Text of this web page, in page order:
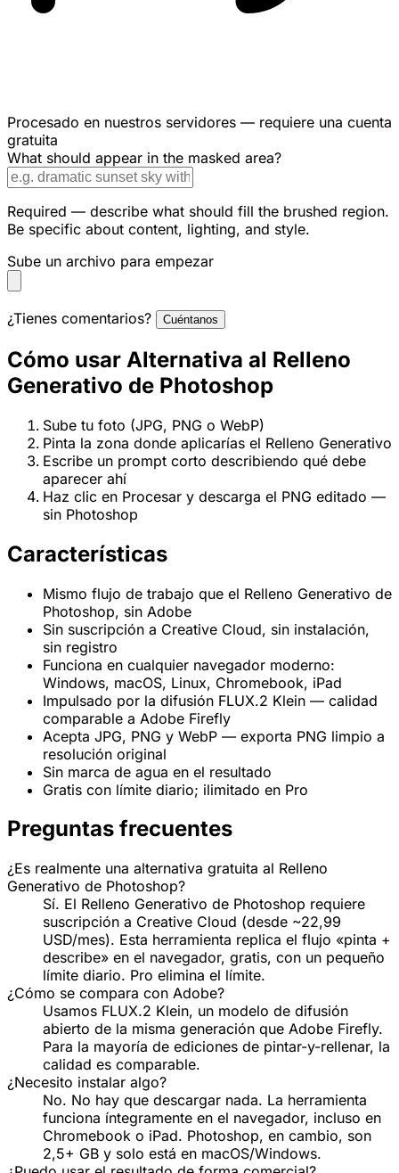
Procesado en nuestros servidores — requiere una cuenta
gratuita
What should appear in the masked area?
Required — describe what should fill the brushed region.
Be specific about content, lighting, and style.
Sube un archivo para empezar
¿Tienes comentarios? Cuéntanos
Cómo usar Alternativa al Relleno
Generativo de Photoshop
Sube tu foto (JPG, PNG o WebP)
Pinta la zona donde aplicarías el Relleno Generativo
Escribe un prompt corto describiendo qué debe
aparecer ahí
Haz clic en Procesar y descarga el PNG editado —
sin Photoshop
Características
Mismo flujo de trabajo que el Relleno Generativo de
Photoshop, sin Adobe
Sin suscripción a Creative Cloud, sin instalación,
sin registro
Funciona en cualquier navegador moderno:
Windows, macOS, Linux, Chromebook, iPad
Impulsado por la difusión FLUX.2 Klein — calidad
comparable a Adobe Firefly
Acepta JPG, PNG y WebP — exporta PNG limpio a
resolución original
Sin marca de agua en el resultado
Gratis con límite diario; ilimitado en Pro
Preguntas frecuentes
¿Es realmente una alternativa gratuita al Relleno
Generativo de Photoshop?
Sí. El Relleno Generativo de Photoshop requiere
suscripción a Creative Cloud (desde ~22,99
USD/mes). Esta herramienta replica el flujo «pinta +
describe» en el navegador, gratis, con un pequeño
límite diario. Pro elimina el límite.
¿Cómo se compara con Adobe?
Usamos FLUX.2 Klein, un modelo de difusión
abierto de la misma generación que Adobe Firefly.
Para la mayoría de ediciones de pintar-y-rellenar, la
calidad es comparable.
¿Necesito instalar algo?
No. No hay que descargar nada. La herramienta
funciona íntegramente en el navegador, incluso en
Chromebook o iPad. Photoshop, en cambio, son
2,5+ GB y solo está en macOS/Windows.